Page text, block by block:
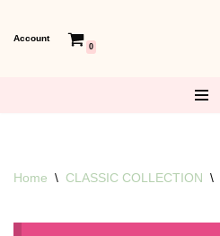
Account
0
Home \ CLASSIC COLLECTION \